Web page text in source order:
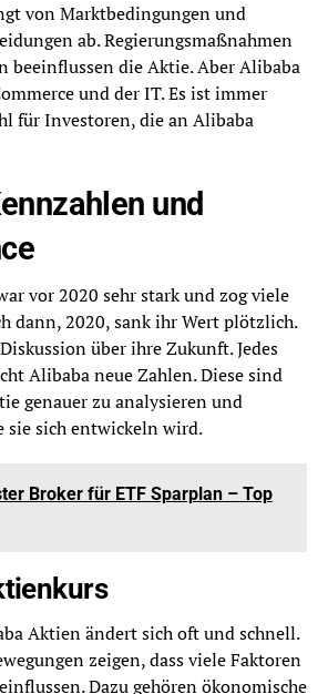
von Marktbedingungen und
ab. Regierungsmaßnahmen
beeinflussen die Aktie. Aber Alibaba
und der IT. Es ist immer
für Investoren, die an Alibaba
und
vor 2020 sehr stark und zog viele
dann, 2020, sank ihr Wert plötzlich.
über ihre Zukunft. Jedes
Alibaba neue Zahlen. Diese sind
genauer zu analysieren und
sie sich entwickeln wird.
Broker für ETF Sparplan – Top
Aktien ändert sich oft und schnell.
zeigen, dass viele Faktoren
Dazu gehören ökonomische